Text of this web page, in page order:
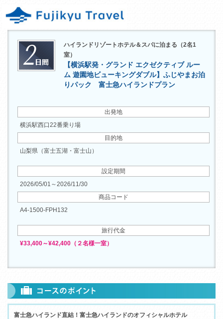
ハイランドリゾートホテル＆スパに泊まる（2名1
室）
【横浜駅発・グランド エクゼクティブ ルー
ム 遊園地ビューキングダブル】ふじやまお泊
りパック 富士急ハイランドプラン
出発地
横浜駅西口22番乗り場
目的地
山梨県（富士五湖・富士山）
設定期間
2026/05/01～2026/11/30
商品コード
A4-1500-FPH132
旅行代金
¥33,400～¥42,400（２名様一室）
富士急ハイランド直結！富士急ハイランドのオフィシャルホテル